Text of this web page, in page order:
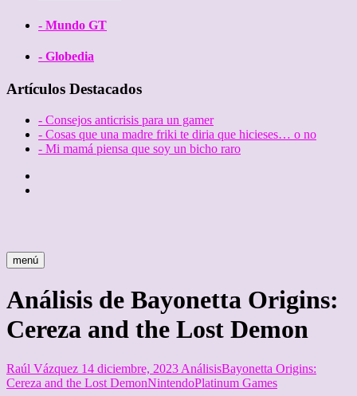
- Mundo GT
- Globedia
Artículos Destacados
- Consejos anticrisis para un gamer
- Cosas que una madre friki te diria que hicieses… o no
- Mi mamá piensa que soy un bicho raro
menú
Análisis de Bayonetta Origins:
Cereza and the Lost Demon
Raúl Vázquez 14 diciembre, 2023 AnálisisBayonetta Origins:
Cereza and the Lost DemonNintendoPlatinum Games